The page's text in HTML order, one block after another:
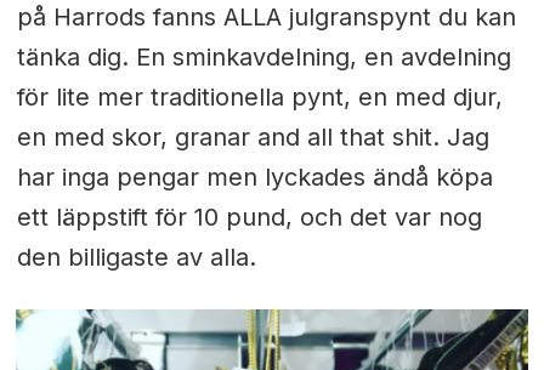
på Harrods fanns ALLA julgranspynt du kan
tänka dig. En sminkavdelning, en avdelning
för lite mer traditionella pynt, en med djur,
en med skor, granar and all that shit. Jag
har inga pengar men lyckades ändå köpa
ett läppstift för 10 pund, och det var nog
den billigaste av alla.